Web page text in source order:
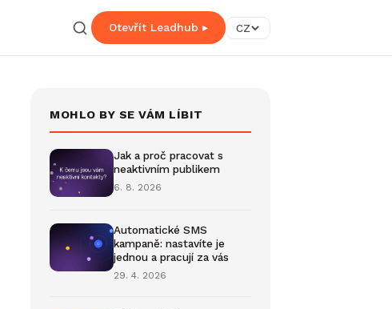
Otevřít Leadhub ▸ CZ
MOHLO BY SE VÁM LÍBIT
Jak a proč pracovat s
neaktivním publikem
6. 8. 2026
Automatické SMS
kampaně: nastavíte je
jednou a pracují za vás
29. 4. 2026